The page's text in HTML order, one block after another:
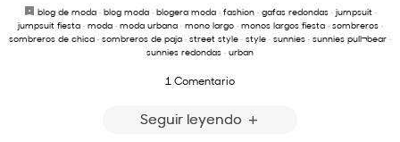
blog de moda· blog moda· blogera moda· fashion· gafas redondas· jumpsuit·
jumpsuit fiesta· moda· moda urbana· mono largo· monos largos fiesta· sombreros·
sombreros de chica · sombreros de paja · street style · style · sunnies · sunnies pull¬bear ·
sunnies redondas · urban
1 Comentario
Seguir leyendo